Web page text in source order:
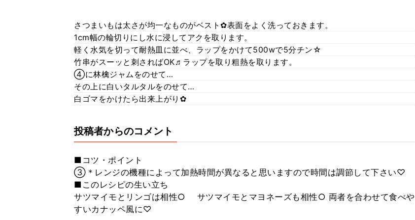
さつまいもは太さが均一なものがベスト✿表面をよく洗っておきます。
1cm幅の輪切りにし水に浸してアクを取ります。
軽く水気を切って耐熱皿に並べ、ラップをかけて500wで5分チン☆
竹串がスーッと刺さればOK♬ラップを取り粗熱を取ります。
④に林檎ジャムをのせて…
その上に白いタルタルをのせて…
白ゴマをかけたら出来上がり✿
投稿者からのコメント
■コツ・ポイント
③＊レンジの機種によって加熱時間が異なると思いますので時間は調節して下さい♡
■このレシピの生い立ち
サツマイモとリンゴは相性○ サツマイモとマヨネーズも相性○ 両者を合わせて食べや
すいカナッペ風に♡